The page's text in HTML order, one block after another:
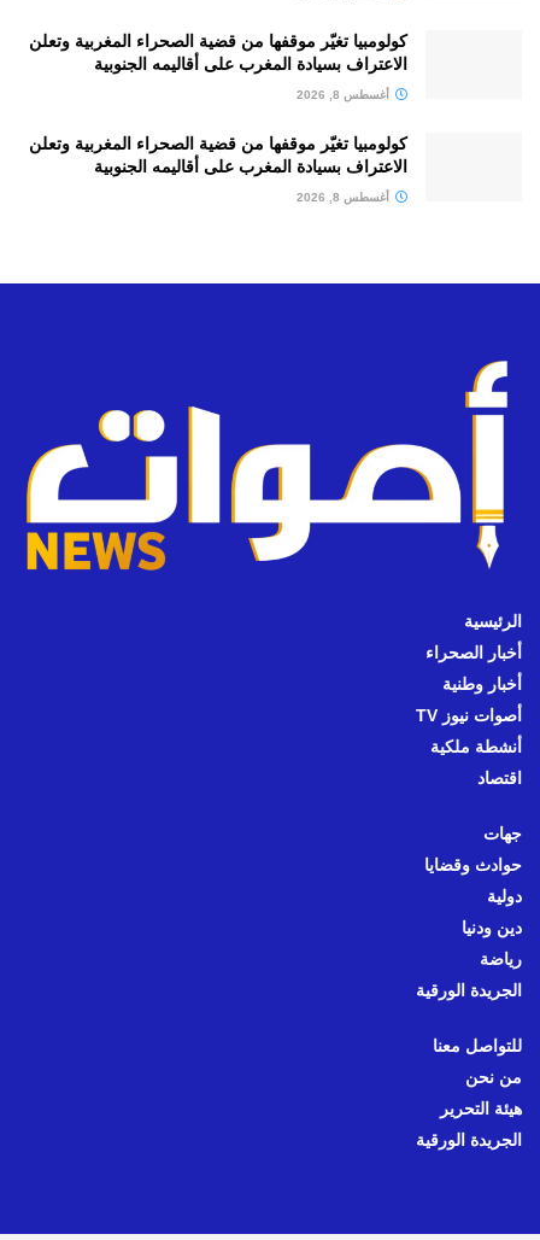
كولومبيا تغيّر موقفها من قضية الصحراء المغربية وتعلن
الاعتراف بسيادة المغرب على أقاليمه الجنوبية
أغسطس 8, 2026
كولومبيا تغيّر موقفها من قضية الصحراء المغربية وتعلن
الاعتراف بسيادة المغرب على أقاليمه الجنوبية
أغسطس 8, 2026
الرئيسية
أخبار الصحراء
أخبار وطنية
أصوات نيوز TV
أنشطة ملكية
اقتصاد
جهات
حوادث وقضايا
دولية
دين ودنيا
رياضة
الجريدة الورقية
للتواصل معنا
من نحن
هيئة التحرير
الجريدة الورقية